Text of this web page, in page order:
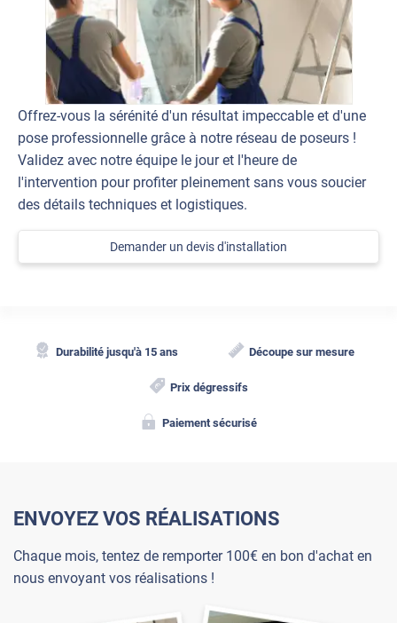
Offrez-vous la sérénité d'un résultat impeccable et d'une
pose professionnelle grâce à notre réseau de poseurs !
Validez avec notre équipe le jour et l'heure de
l'intervention pour profiter pleinement sans vous soucier
des détails techniques et logistiques.
Demander un devis d'installation
Durabilité jusqu'à 15 ans Découpe sur mesure
Prix dégressifs
Paiement sécurisé
ENVOYEZ VOS RÉALISATIONS
Chaque mois, tentez de remporter 100€ en bon d'achat en
nous envoyant vos réalisations !